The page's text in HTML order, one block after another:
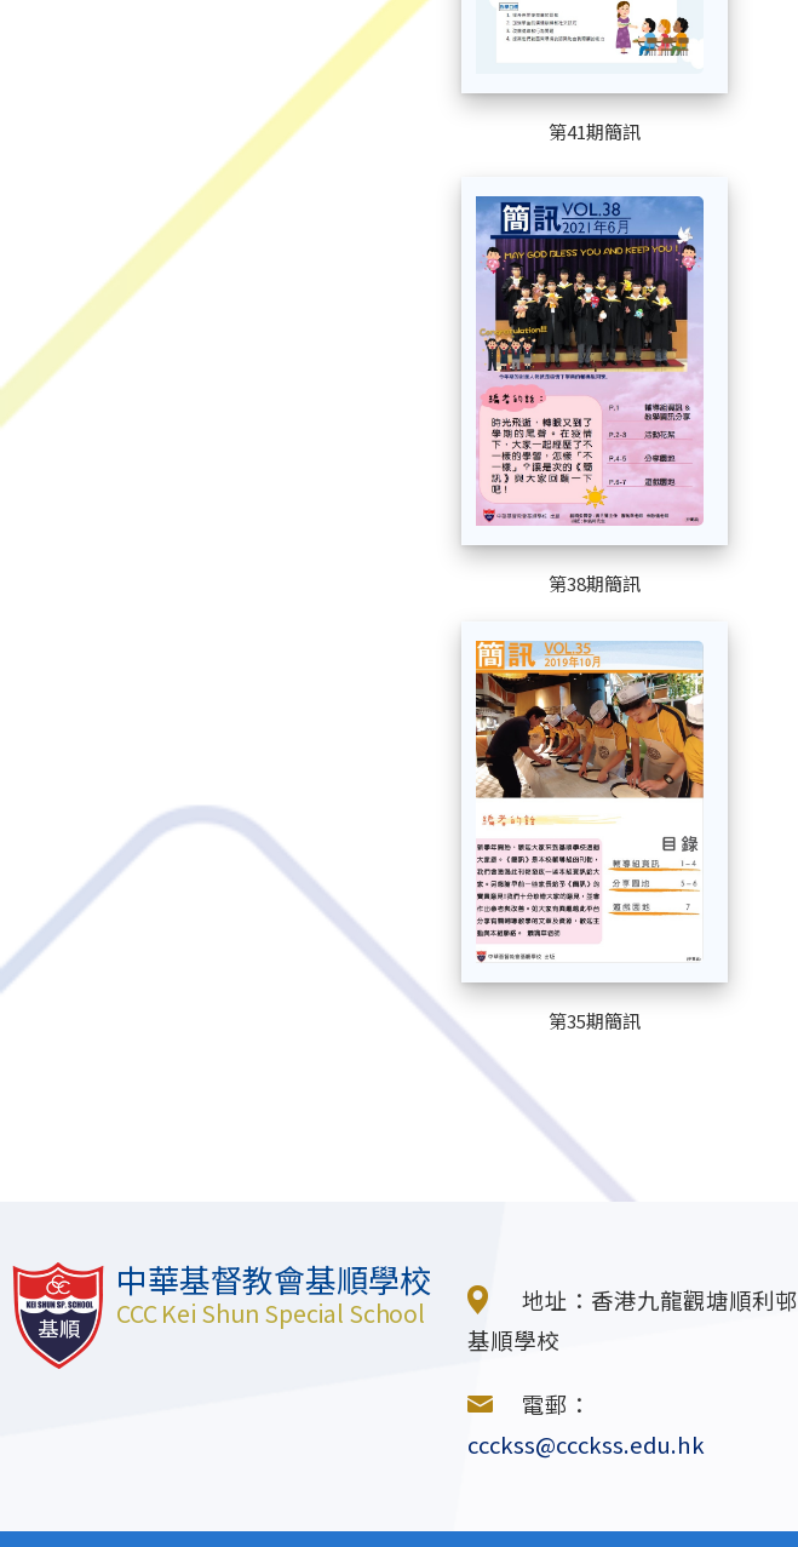
第41期簡訊
第38期簡訊
第35期簡訊
中華基督教會基順學校
CCC Kei Shun Special School
地址：香港九龍觀塘順利邨
基順學校
電郵：
ccckss@ccckss.edu.hk